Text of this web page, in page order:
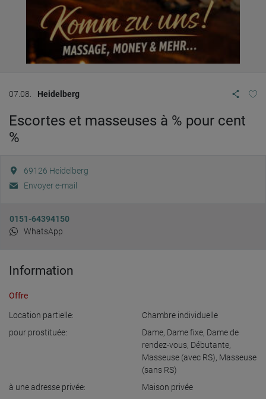
07.08. Heidelberg
Escortes et masseuses à % pour cent
%
69126 Heidelberg
Envoyer e-mail
0151-64394150
WhatsApp
Information
Offre
Location partielle:
Chambre individuelle
pour prostituée:
Dame, Dame fixe, Dame de
rendez-vous, Débutante,
Masseuse (avec RS), Masseuse
(sans RS)
à une adresse privée:
Maison privée